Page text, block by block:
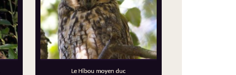
Le Hibou moyen duc